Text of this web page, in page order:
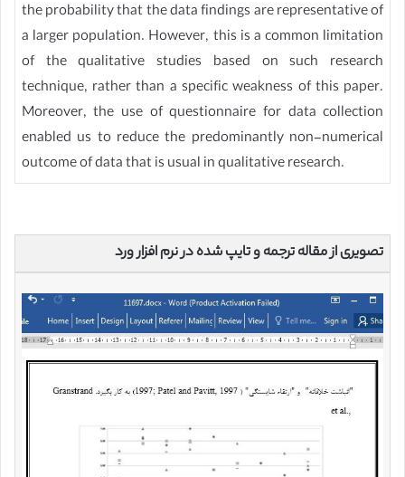
the probability that the data findings are representative of
a larger population. However, this is a common limitation
of the qualitative studies based on such research
technique, rather than a specific weakness of this paper.
Moreover, the use of questionnaire for data collection
enabled us to reduce the predominantly non-numerical
outcome of data that is usual in qualitative research.
تصویری از مقاله ترجمه و تایپ شده در نرم افزار ورد